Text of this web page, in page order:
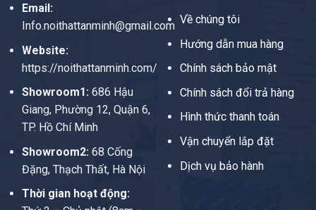
Email:
Info.noithattanminh@gmail.com
Website:
https://noithattanminh.com/
Showroom1: 686 Hậu
Giang, Phường 12, Quận 6,
TP. Hồ Chí Minh
Showroom2:68 Cống
Đặng, Thạch Thất, Hà Nội
Thời gian hoạt động:
Về chúng tôi
Hướng dẫn mua hàng
Chính sách bảo mật
Chính sách đổi trả hàng
Hình thức thanh toán
Vận chuyển lắp đặt
Dịch vụ bảo hành